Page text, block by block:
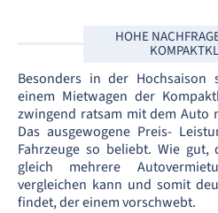
HOHE
Besonders in der Hochsaison
einem Mietwagen der
zwingend ratsam mit dem Auto
Das ausgewogene Preis-
Fahrzeuge so beliebt. Wie
gleich mehrere
vergleichen kann und somit
findet, der einem vorschwebt.